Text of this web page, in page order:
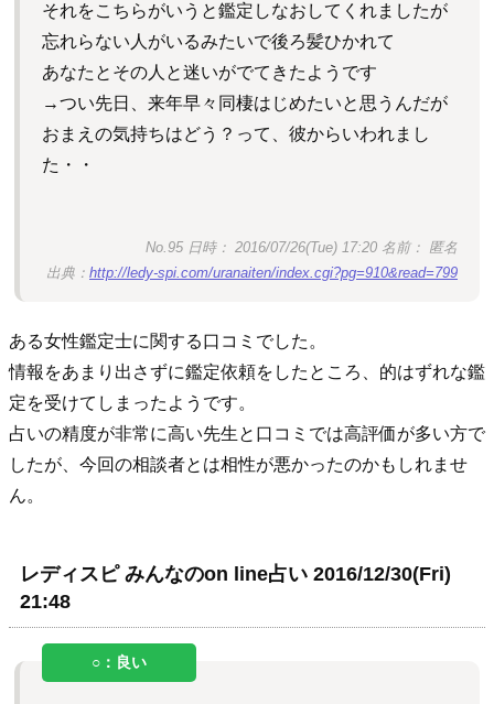
それをこちらがいうと鑑定しなおしてくれましたが
忘れらない人がいるみたいで後ろ髪ひかれて
あなたとその人と迷いがでてきたようです
→つい先日、来年早々同棲はじめたいと思うんだが
おまえの気持ちはどう？って、彼からいわれまし
た・・
No.95 日時： 2016/07/26(Tue) 17:20 名前： 匿名
出典： http://ledy-spi.com/uranaiten/index.cgi?pg=910&read=799
ある女性鑑定士に関する口コミでした。
情報をあまり出さずに鑑定依頼をしたところ、的はずれな鑑
定を受けてしまったようです。
占いの精度が非常に高い先生と口コミでは高評価が多い方で
したが、今回の相談者とは相性が悪かったのかもしれませ
ん。
レディスピ みんなのon line占い 2016/12/30(Fri)
21:48